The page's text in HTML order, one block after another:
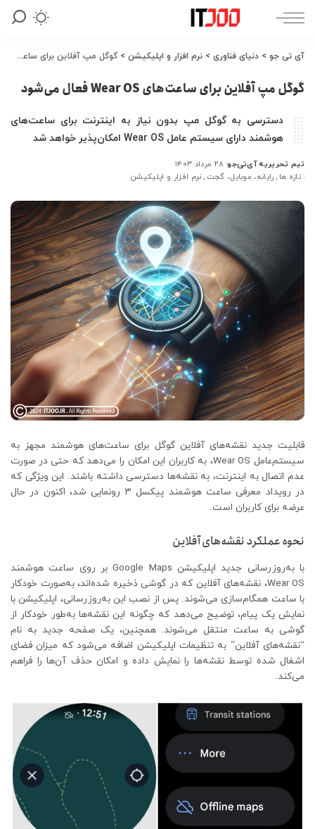
آی تی جو > دنیای فناوری > نرم افزار و اپلیکیشن > گوگل مپ آفلاین برای ساعت‌های Wear OS فعال می‌شود
گوگل مپ آفلاین برای ساعت‌های Wear OS فعال می‌شود
دسترسی به گوگل مپ بدون نیاز به اینترنت برای ساعت‌های
هوشمند دارای سیستم عامل Wear OS امکان‌پذیر خواهد شد
ارسال
شده
تیم تحریریه آی‌تی‌جو ۲۸ مرداد ۱۴۰۳
تازه ها رایانه، موبایل، گجت نرم افزار و اپلیکیشن
قابلیت جدید نقشه‌های آفلاین گوگل برای ساعت‌های هوشمند مجهز به
سیستم‌عامل Wear OS، به کاربران این امکان را می‌دهد که حتی در صورت
عدم اتصال به اینترنت، به نقشه‌ها دسترسی داشته باشند. این ویژگی که
در رویداد معرفی ساعت هوشمند پیکسل ۳ رونمایی شد، اکنون در حال
عرضه برای کاربران است.
نحوه عملکرد نقشه‌های آفلاین
با به‌روزرسانی جدید اپلیکیشن Google Maps بر روی ساعت هوشمند
Wear OS، نقشه‌های آفلاین که در گوشی ذخیره شده‌اند، به‌صورت خودکار
با ساعت همگام‌سازی می‌شوند. پس از نصب این به‌روزرسانی، اپلیکیشن با
نمایش یک پیام، توضیح می‌دهد که چگونه این نقشه‌ها به‌طور خودکار از
گوشی به ساعت منتقل می‌شوند. همچنین، یک صفحه جدید به نام
“نقشه‌های آفلاین” به تنظیمات اپلیکیشن اضافه می‌شود که میزان فضای
اشغال شده توسط نقشه‌ها را نمایش داده و امکان حذف آن‌ها را فراهم
می‌کند.